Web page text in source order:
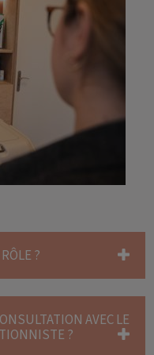
?
AVEC LE
NUTRITIONNISTE ?